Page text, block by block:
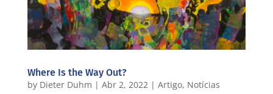
Where Is the Way Out?
by Dieter Duhm | Abr 2, 2022| Artigo, Notícias